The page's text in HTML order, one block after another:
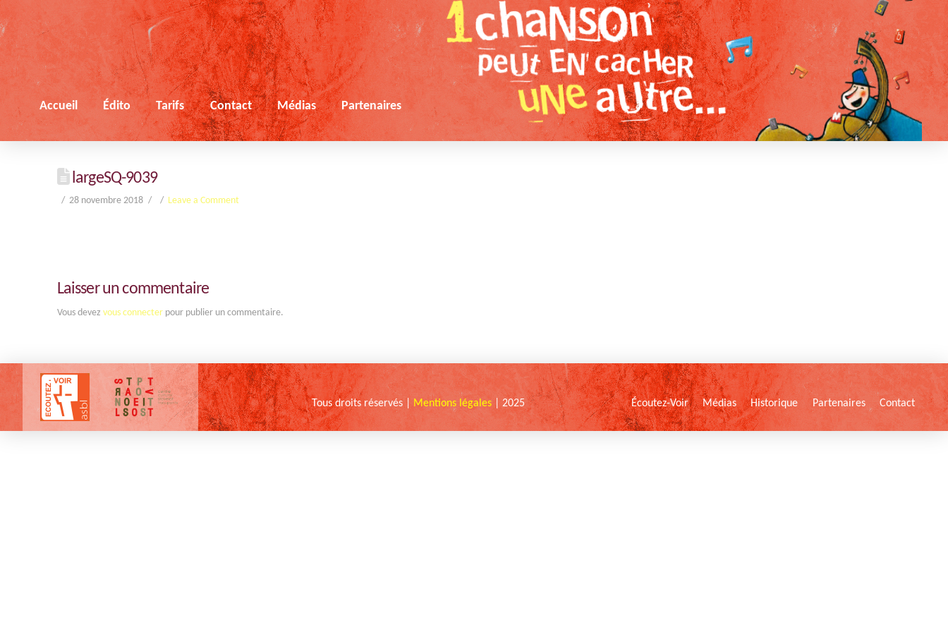
Accueil Édito Tarifs Contact Médias Partenaires
largeSQ-9039
28 novembre 2018 Leave a Comment
Laisser un commentaire
Vous devez vous connecterpour publier un commentaire.
Tous droits réservés | Mentions légales | 2025 Écoutez-Voir Médias Historique Partenaires Contact